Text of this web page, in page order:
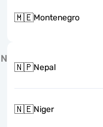
🇲🇪Montenegro
N
🇳🇵Nepal
🇳🇪Niger